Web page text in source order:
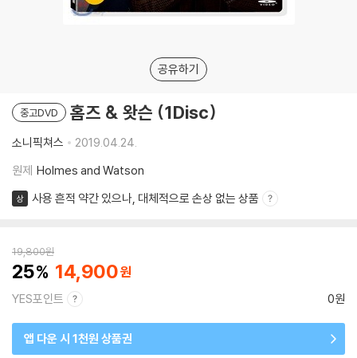
공유하기
중고DVD 홈즈 & 왓슨 (1Disc)
소니픽쳐스
2019.04.24.
원제 Holmes and Watson
상 사용 흔적 약간 있으나, 대체적으로 손상 없는 상품
19,800원
25 14,900
YES포인트 0원
앱 다운 시 1천원 상품권